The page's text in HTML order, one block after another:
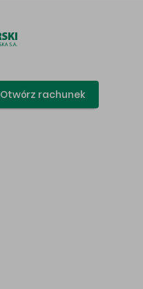
Otwórz rachunek